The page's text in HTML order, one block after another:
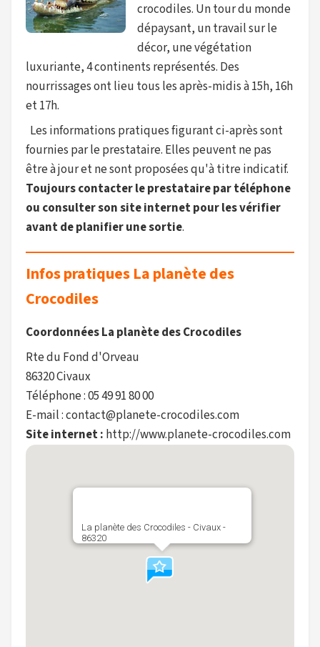
crocodiles. Un tour du monde
dépaysant, un travail sur le
décor, une végétation
luxuriante, 4 continents représentés. Des
nourrissages ont lieu tous les après-midis à 15h, 16h
et 17h.
Les informations pratiques figurant ci-après sont
fournies par le prestataire. Elles peuvent ne pas
être à jour et ne sont proposées qu'à titre indicatif.
Toujours contacter le prestataire par téléphone
ou consulter son site internet pour les vérifier
avant de planifier une sortie.
Infos pratiques La planète des
Crocodiles
Coordonnées La planète des Crocodiles
Rte du Fond d'Orveau
86320 Civaux
Téléphone : 05 49 91 80 00
E-mail : contact@planete-crocodiles.com
Site internet : http://www.planete-crocodiles.com
La planète des Crocodiles - Civaux -
86320